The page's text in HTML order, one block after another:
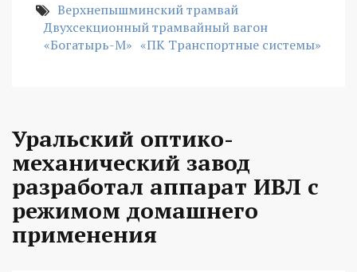
Верхнепышминский трамвай
Двухсекционный трамвайный вагон
«Богатырь-М» «ПК Транспортные системы»
Уральский оптико-
механический завод
разработал аппарат ИВЛ с
режимом домашнего
применения